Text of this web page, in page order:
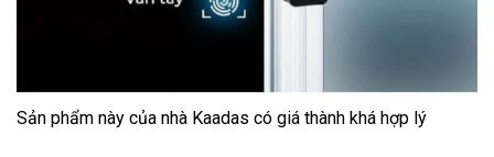
Sản phẩm này của nhà Kaadas có giá thành khá hợp lý